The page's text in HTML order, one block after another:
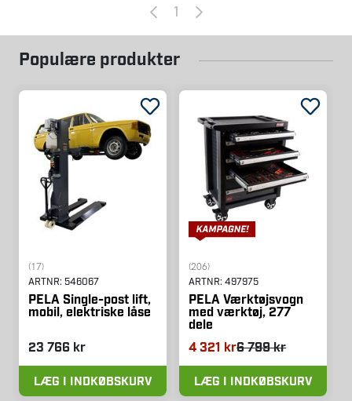
1
Populære produkter
(17)
ARTNR: 546067
PELA Single-post lift,
mobil, elektriske låse
23 766 kr
LÆG I INDKØBSKURV
(206)
ARTNR: 497975
PELA Værktøjsvogn
med værktøj, 277
dele
4 321 kr6 799 kr
LÆG I INDKØBSKURV